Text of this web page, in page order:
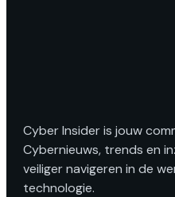
Cyber Insider is jouw
Cybernieuws, trends en
veiliger navigeren in de
technologie.